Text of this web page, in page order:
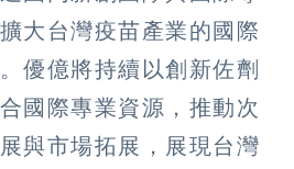
大台灣疫苗產業的國際
優億將持續以創新佐劑
國際專業資源，推動次
與市場拓展，展現台灣